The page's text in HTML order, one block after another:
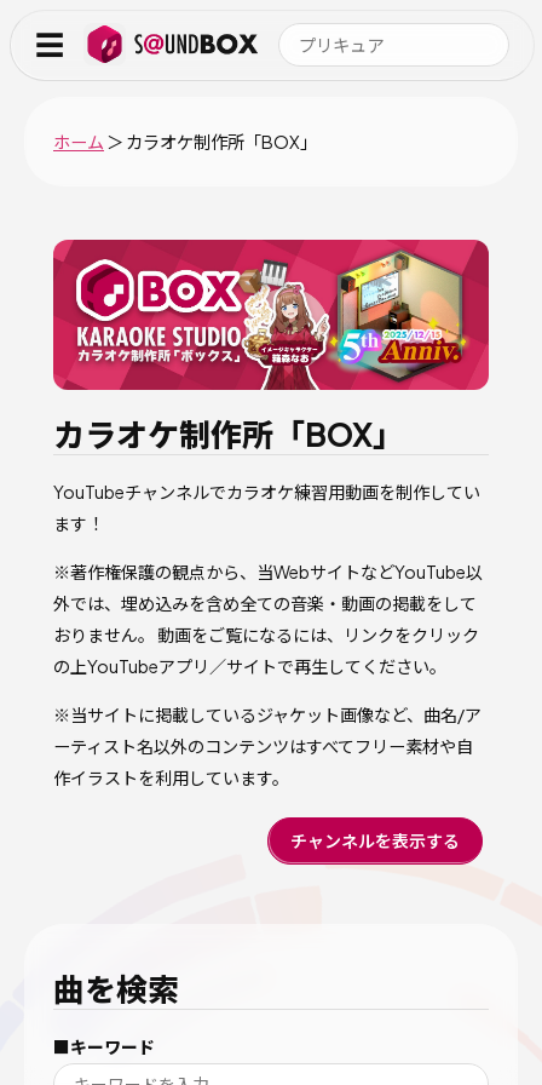
☰
ホーム ＞ カラオケ制作所「BOX」
カラオケ制作所「BOX」
YouTubeチャンネルでカラオケ練習用動画を制作してい
ます！
※著作権保護の観点から、当WebサイトなどYouTube以
外では、埋め込みを含め全ての音楽・動画の掲載をして
おりません。 動画をご覧になるには、リンクをクリック
の上YouTubeアプリ／サイトで再生してください。
※当サイトに掲載しているジャケット画像など、曲名/ア
ーティスト名以外のコンテンツはすべてフリー素材や自
作イラストを利用しています。
チャンネルを表示する
曲を検索
■キーワード